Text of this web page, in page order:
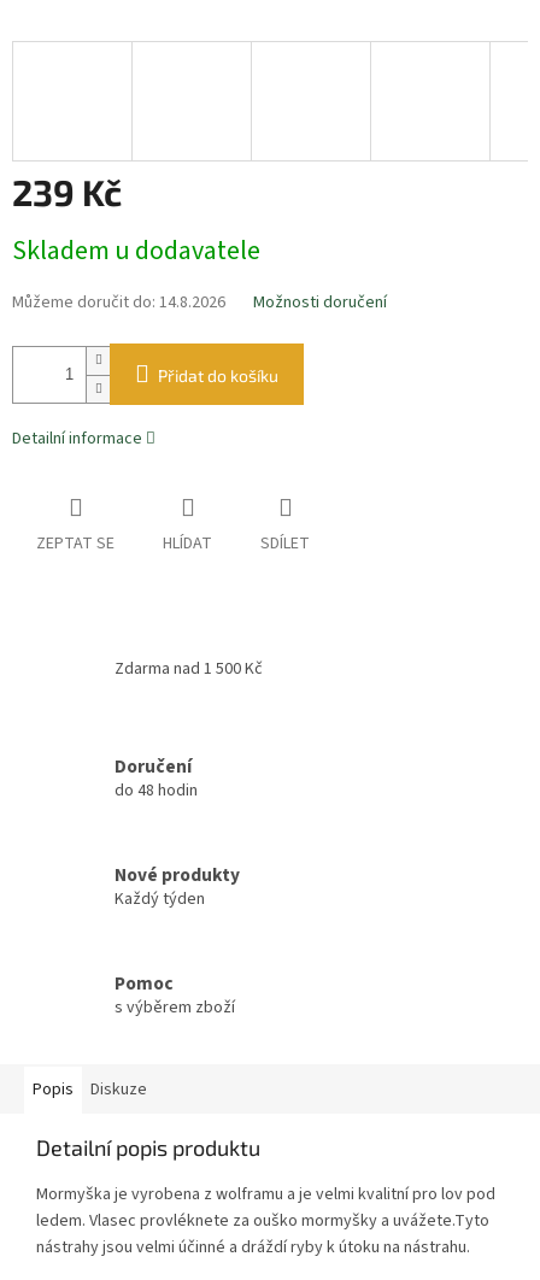
239 Kč
cena:
Skladem u dodavatele
Můžeme doručit do: 14.8.2026 Možnosti doručení
Přidat do košíku
Detailní informace
ZEPTAT SE HLÍDAT SDÍLET
Zdarma nad 1 500 Kč
Doručení
do 48 hodin
Nové produkty
Každý týden
Pomoc
s výběrem zboží
Popis Diskuze
Detailní popis produktu
Mormyška je vyrobena z wolframu a je velmi kvalitní pro lov pod
ledem. Vlasec provléknete za ouško mormyšky a uvážete.Tyto
nástrahy jsou velmi účinné a dráždí ryby k útoku na nástrahu.